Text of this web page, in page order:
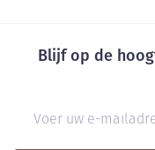
Blijf op de